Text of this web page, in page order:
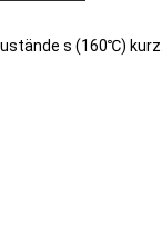
s (160℃) kurz.